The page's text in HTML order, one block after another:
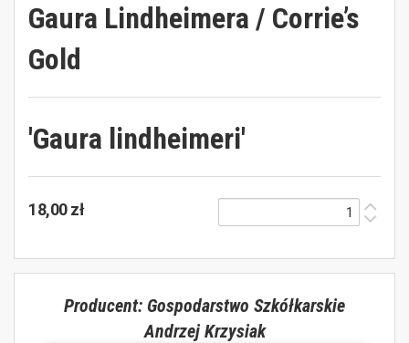
Gaura Lindheimera / Corrie’s
Gold
'Gaura lindheimeri'
18,00 zł
Producent: Gospodarstwo Szkółkarskie
Andrzej Krzysiak